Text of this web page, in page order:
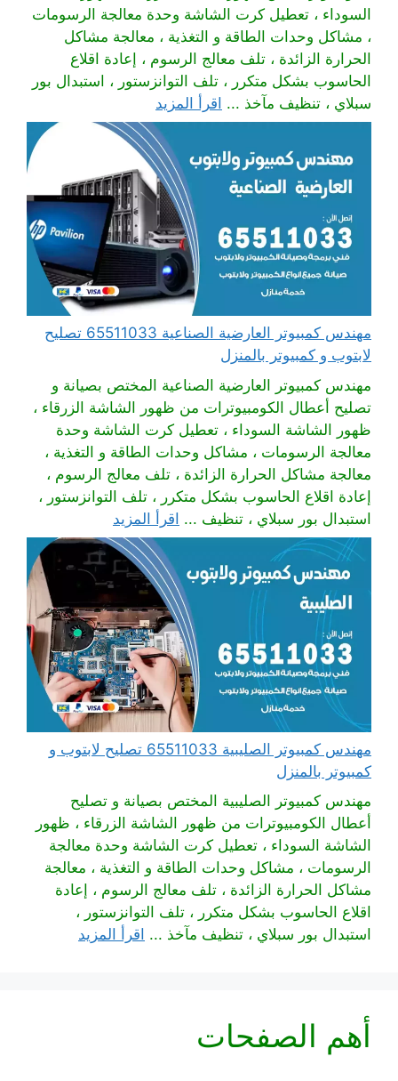
السوداء ، تعطيل كرت الشاشة وحدة معالجة الرسومات
، مشاكل وحدات الطاقة و التغذية ، معالجة مشاكل
الحرارة الزائدة ، تلف معالج الرسوم ، إعادة اقلاع
الحاسوب بشكل متكرر ، تلف التوانزستور ، استبدال بور
سبلاي ، تنظيف مآخذ ... اقرأ المزيد
مهندس كمبيوتر العارضية الصناعية 65511033 تصليح
لابتوب و كمبيوتر بالمنزل
مهندس كمبيوتر العارضية الصناعية المختص بصيانة و
تصليح أعطال الكومبيوترات من ظهور الشاشة الزرقاء ،
ظهور الشاشة السوداء ، تعطيل كرت الشاشة وحدة
معالجة الرسومات ، مشاكل وحدات الطاقة و التغذية ،
معالجة مشاكل الحرارة الزائدة ، تلف معالج الرسوم ،
إعادة اقلاع الحاسوب بشكل متكرر ، تلف التوانزستور ،
استبدال بور سبلاي ، تنظيف ... اقرأ المزيد
مهندس كمبيوتر الصليبية 65511033 تصليح لابتوب و
كمبيوتر بالمنزل
مهندس كمبيوتر الصليبية المختص بصيانة و تصليح
أعطال الكومبيوترات من ظهور الشاشة الزرقاء ، ظهور
الشاشة السوداء ، تعطيل كرت الشاشة وحدة معالجة
الرسومات ، مشاكل وحدات الطاقة و التغذية ، معالجة
مشاكل الحرارة الزائدة ، تلف معالج الرسوم ، إعادة
اقلاع الحاسوب بشكل متكرر ، تلف التوانزستور ،
استبدال بور سبلاي ، تنظيف مآخذ ... اقرأ المزيد
أهم الصفحات